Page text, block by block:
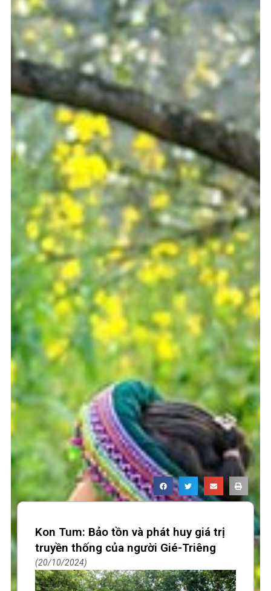
Kon Tum: Bảo tồn và phát huy giá trị
truyền thống của người Gié-Triêng
20/10/2024